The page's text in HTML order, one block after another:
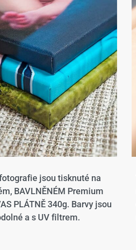
jsou tisknuté na
BAVLNĚNÉM Premium
PLÁTNĚ 340g. Barvy jsou
a s UV filtrem.